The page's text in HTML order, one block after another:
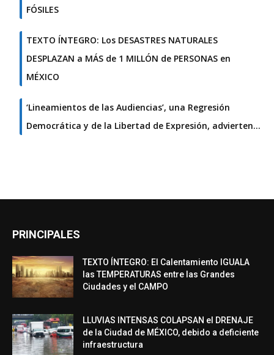
FÓSILES
TEXTO ÍNTEGRO: Los DESASTRES NATURALES
DESPLAZAN a MÁS de 1 MILLÓN de PERSONAS en
MÉXICO
‘Lineamientos de las Audiencias’, una Regresión
Democrática y de la Libertad de Expresión, advierten…
PRINCIPALES
TEXTO ÍNTEGRO: El Calentamiento IGUALA
las TEMPERATURAS entre las Grandes
Ciudades y el CAMPO
LLUVIAS INTENSAS COLAPSAN el DRENAJE
de la Ciudad de MÉXICO, debido a deficiente
infraestructura